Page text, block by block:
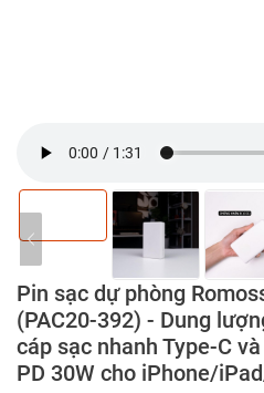
Pin sạc dự phòng
(PAC20-392) - Dung
cáp sạc nhanh Type-C
PD 30W cho iPhone/